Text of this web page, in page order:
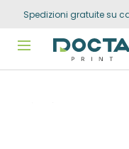
Skip to
Spedizioni gratuite su
Go to